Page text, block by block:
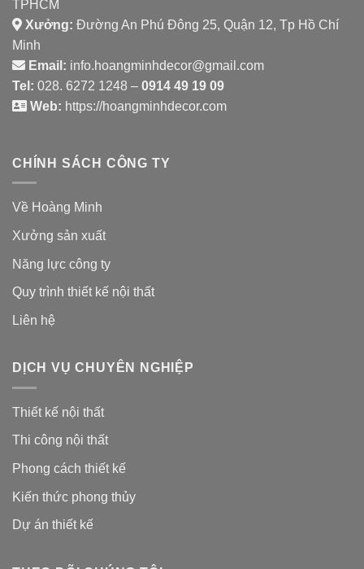
TPHCM
Xưởng: Đường An Phú Đông 25, Quận 12, Tp Hồ Chí
Minh
Email: info.hoangminhdecor@gmail.com
Tel: 028. 6272 1248 – 0914 49 19 09
Web: https://hoangminhdecor.com
CHÍNH SÁCH CÔNG TY
Về Hoàng Minh
Xưởng sản xuất
Năng lực công ty
Quy trình thiết kế nội thất
Liên hệ
DỊCH VỤ CHUYÊN NGHIỆP
Thiết kế nội thất
Thi công nội thất
Phong cách thiết kế
Kiến thức phong thủy
Dự án thiết kế